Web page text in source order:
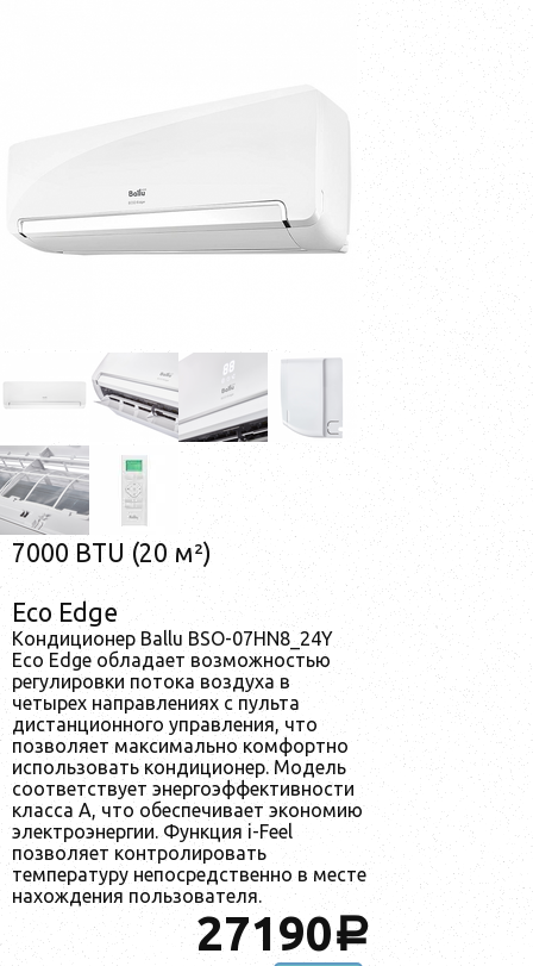
7000 BTU (20 м²)
Eco Edge
Кондиционер Ballu BSO-07HN8_24Y
Eco Edge обладает возможностью
регулировки потока воздуха в
четырех направлениях с пульта
дистанционного управления, что
позволяет максимально комфортно
использовать кондиционер. Модель
соответствует энергоэффективности
класса А, что обеспечивает экономию
электроэнергии. Функция i-Feel
позволяет контролировать
температуру непосредственно в месте
нахождения пользователя.
27190a